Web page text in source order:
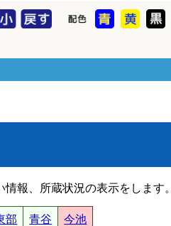
報、所蔵状況の表示をします。
部 青谷 今池